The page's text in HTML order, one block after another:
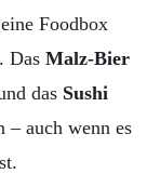
Foodbox
Das Malz-Bier
das Sushi
– auch wenn es